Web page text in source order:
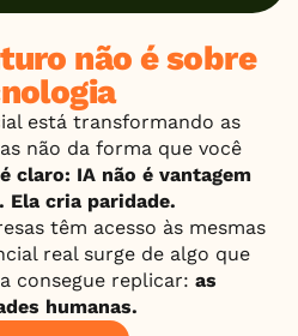
não é sobre
está transformando as
não da forma que você
claro: IA não é vantagem
Ela cria paridade.
têm acesso às mesmas
real surge de algo que
consegue replicar: as
humanas.